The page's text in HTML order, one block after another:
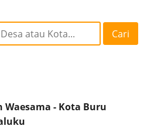
Cari
Waesama - Kota Buru